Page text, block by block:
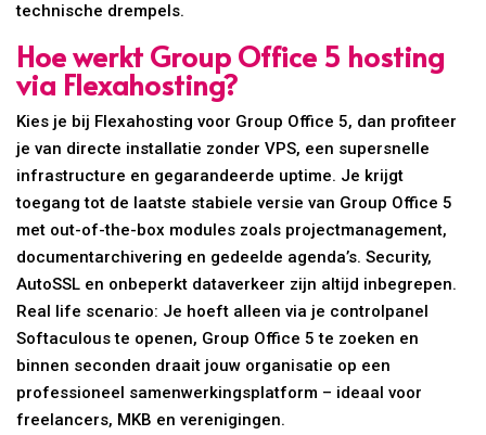
technische drempels.
Hoe werkt Group Office 5 hosting
via Flexahosting?
Kies je bij Flexahosting voor Group Office 5, dan profiteer
je van directe installatie zonder VPS, een supersnelle
infrastructure en gegarandeerde uptime. Je krijgt
toegang tot de laatste stabiele versie van Group Office 5
met out-of-the-box modules zoals projectmanagement,
documentarchivering en gedeelde agenda’s. Security,
AutoSSL en onbeperkt dataverkeer zijn altijd inbegrepen.
Real life scenario: Je hoeft alleen via je controlpanel
Softaculous te openen, Group Office 5 te zoeken en
binnen seconden draait jouw organisatie op een
professioneel samenwerkingsplatform – ideaal voor
freelancers, MKB en verenigingen.